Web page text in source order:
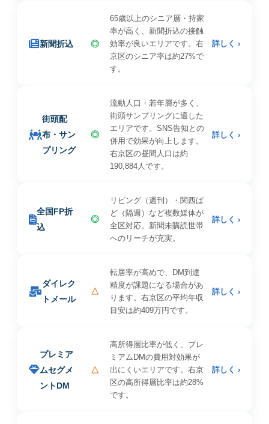
新聞折込 ◎
65歳以上のシニア層・持家
率が高く、新聞折込の接触
効率が良いエリアです。右
京区のシニア率は約27%で
す。
詳しく ›
街頭配
布・サン
プリング
◎
流動人口・若年層が多く、
街頭サンプリングに適した
エリアです。SNS告知との
併用で効果が向上します。
右京区の昼間人口は約
190,884人です。
詳しく ›
全国FP折
込
◎
リビング（週刊）・関西ぱ
ど（隔週）など複数媒体が
全区対応。新聞未購読世帯
へのリーチが充実。
詳しく ›
ダイレク
トメール
△
転居率が高めで、DM到達
精度が課題になる場合があ
ります。右京区の平均年収
目安は約409万円です。
詳しく ›
プレミア
ムセグメ
ントDM
△
高所得層比率が低く、プレ
ミアムDMの費用対効果が
出にくいエリアです。右京
区の高所得層比率は約28%
です。
詳しく ›